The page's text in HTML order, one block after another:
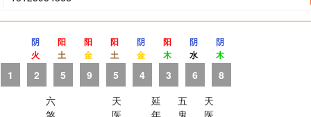
1
阴
火
2
阳
土
5
阳
金
9
六
煞
阳
土
5
阴
金
4
天
医
阳
木
3
延
年
阴
水
6
五
鬼
阴
木
8
天
医